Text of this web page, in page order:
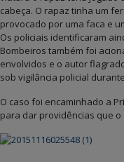
cabeça. O rapaz tinha um
provocado por uma faca e
Os policiais identificaram
Bombeiros também foi
envolvidos e o autor
sob vigilância policial
O caso foi encaminhado a
para dar providências que o